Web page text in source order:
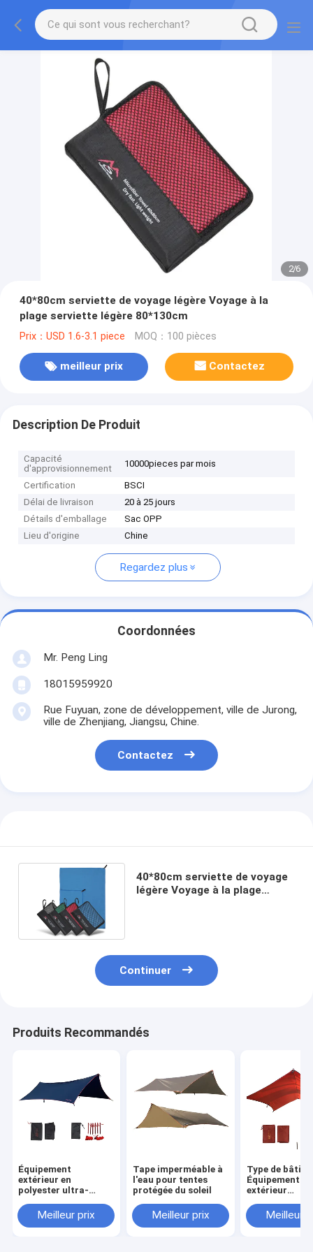
2/6
40*80cm serviette de voyage légère Voyage à la
plage serviette légère 80*130cm
Prix：USD 1.6-3.1 piece MOQ：100 pièces
meilleur prix Contactez
Description De Produit
Capacité
d'approvisionnement
10000pieces par mois
Certification
BSCI
Délai de livraison
20 à 25 jours
Détails d'emballage
Sac OPP
Lieu d'origine
Chine
Regardez plus
Coordonnées
Mr. Peng Ling
18015959920
Rue Fuyuan, zone de développement, ville de Jurong,
ville de Zhenjiang, Jiangsu, Chine.
Contactez
40*80cm serviette de voyage
légère Voyage à la plage
Continuer
Produits Recommandés
Équipement
extérieur en
polyester ultra-
Meilleur prix
Tape imperméable à
l'eau pour tentes
protégée du soleil
Meilleur prix
Type de
Équipement
extérieur
sur le besoin
Polyester abri
Meilleur